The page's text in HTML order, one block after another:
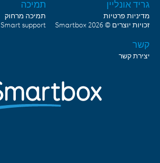
גריד אונליין
מדיניות פרטיות
זכויות יוצרים © 2026
Smartbox
תמיכה
תמיכה מרחוק
Smart support
קשר
יצירת קשר